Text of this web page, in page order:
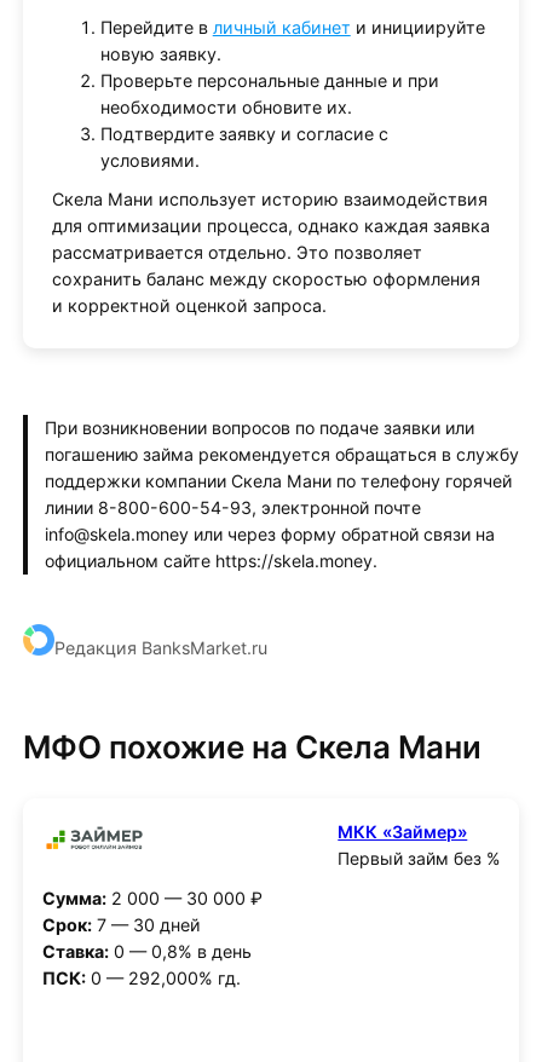
Перейдите в личный кабинет и инициируйте
новую заявку.
Проверьте персональные данные и при
необходимости обновите их.
Подтвердите заявку и согласие с
условиями.
Скела Мани использует историю взаимодействия
для оптимизации процесса, однако каждая заявка
рассматривается отдельно. Это позволяет
сохранить баланс между скоростью оформления
и корректной оценкой запроса.
При возникновении вопросов по подаче заявки или
погашению займа рекомендуется обращаться в службу
поддержки компании Скела Мани по телефону горячей
линии 8-800-600-54-93, электронной почте
info@skela.money или через форму обратной связи на
официальном сайте https://skela.money.
Редакция BanksMarket.ru
МФО похожие на Скела Мани
МКК «Займер»
Первый займ без %
Сумма:2 000 — 30 000 ₽
Срок:7 — 30 дней
Ставка:0 — 0,8% в день
ПСК:0 — 292,000% гд.